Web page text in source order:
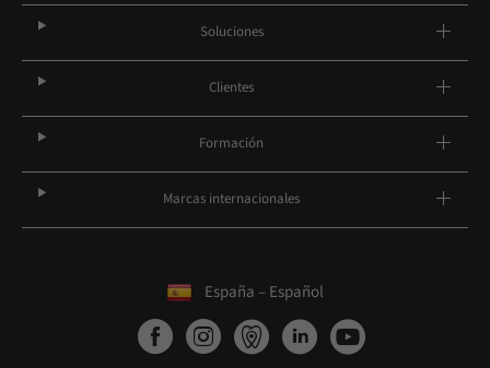
Soluciones
Clientes
Formación
Marcas internacionales
España – Español